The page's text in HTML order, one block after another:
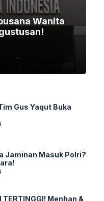
Wanita
Gus Yaqut Buka
Jaminan Masuk Polri?
TERTINGGI! Menhan &